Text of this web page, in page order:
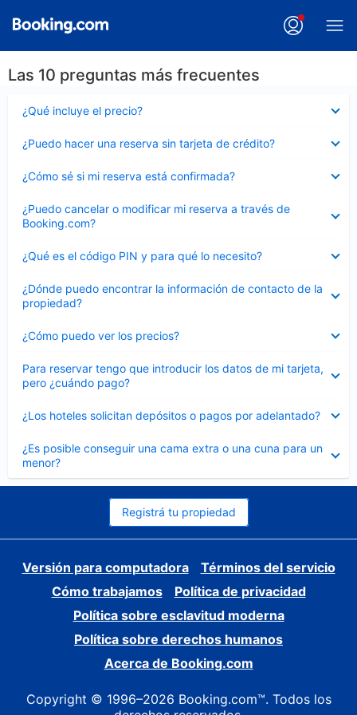
Las 10 preguntas más frecuentes
¿Qué incluye el precio?
cerrado
¿Puedo hacer una reserva sin tarjeta de crédito?
cerrado
¿Cómo sé si mi reserva está confirmada?
cerrado
¿Puedo cancelar o modificar mi reserva a través de
Booking.com?
cerrado
¿Qué es el código PIN y para qué lo necesito?
cerrado
¿Dónde puedo encontrar la información de contacto de la
propiedad?
cerrado
¿Cómo puedo ver los precios?
cerrado
Para reservar tengo que introducir los datos de mi tarjeta,
pero ¿cuándo pago?
cerrado
¿Los hoteles solicitan depósitos o pagos por adelantado?
cerrado
¿Es posible conseguir una cama extra o una cuna para un
menor?
cerrado
Registrá tu propiedad
Versión para computadora
Términos del servicio
Cómo trabajamos
Política de privacidad
Política sobre esclavitud moderna
Política sobre derechos humanos
Acerca de Booking.com
Copyright © 1996–2026 Booking.com™. Todos los